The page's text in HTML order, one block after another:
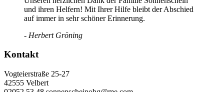
und ihren Helfern! Mit Ihrer Hilfe bleibt der Abschied
auf immer in sehr schöner Erinnerung.
- Herbert Gröning
Kontakt
Vogteierstraße 25-27
42555 Velbert